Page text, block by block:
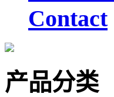
Contact
产品分类